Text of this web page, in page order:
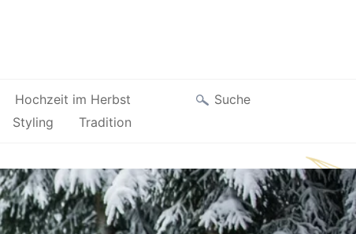
Hochzeit im Herbst
Styling Tradition